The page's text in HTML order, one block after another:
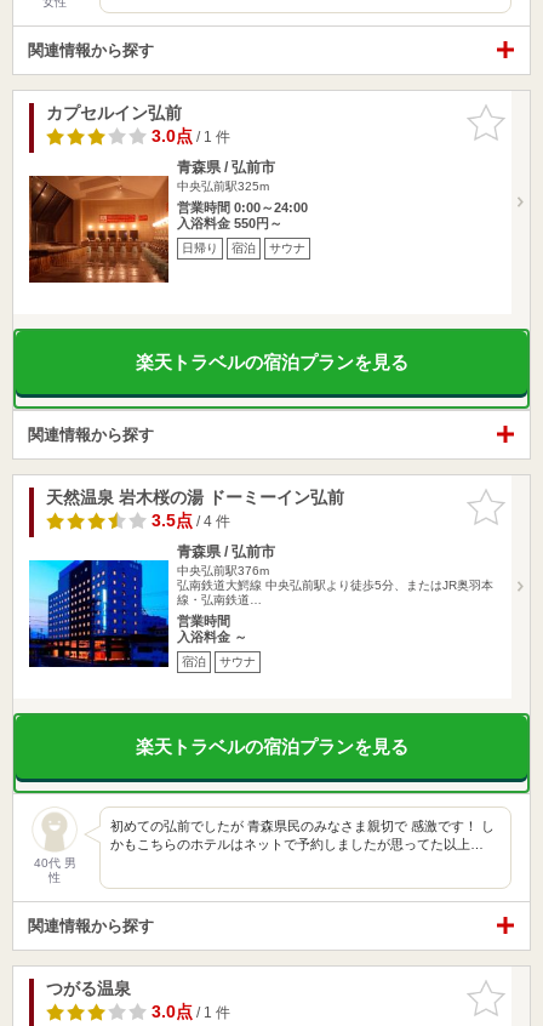
関連情報から探す
お気に入
りに追加
カプセルイン弘前
3.0点/ 1 件
青森県 / 弘前市
中央弘前駅325m
営業時間 0:00～24:00
入浴料金 550円～
日帰り 宿泊 サウナ
楽天トラベルの宿泊プランを見る
関連情報から探す
お気に入
りに追加
天然温泉 岩木桜の湯 ドーミーイン弘前
3.5点/ 4 件
青森県 / 弘前市
中央弘前駅376m
弘南鉄道大鰐線 中央弘前駅より徒歩5分、またはJR奥羽本
線・弘南鉄道…
営業時間
入浴料金 ～
宿泊 サウナ
楽天トラベルの宿泊プランを見る
40代 男
性
初めての弘前でしたが 青森県民のみなさま親切で 感激です！ し
かもこちらのホテルはネットで予約しましたが思ってた以上…
関連情報から探す
お気に入
りに追加
つがる温泉
3.0点/ 1 件